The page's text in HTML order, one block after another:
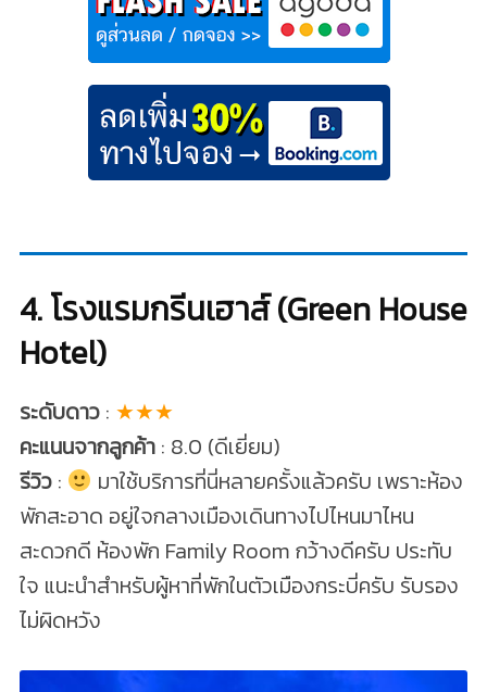
4. โรงแรมกรีนเฮาส์ (Green House
Hotel)
ระดับดาว: ★★★
คะแนนจากลูกค้า: 8.0 (ดีเยี่ยม)
รีวิว:
มาใช้บริการที่นี่หลายครั้งแล้วครับ เพราะห้อง
พักสะอาด อยู่ใจกลางเมืองเดินทางไปไหนมาไหน
สะดวกดี ห้องพัก Family Room กว้างดีครับ ประทับ
ใจ แนะนำสำหรับผู้หาที่พักในตัวเมืองกระบี่ครับ รับรอง
ไม่ผิดหวัง